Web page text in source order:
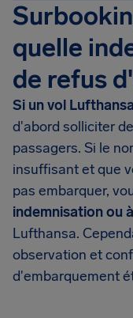
quelle
de refus
Si un vol
d'abord solliciter
passagers. Si le
insuffisant et que
pas embarquer,
indemnisation ou
Lufthansa.
observation et
d'embarquement